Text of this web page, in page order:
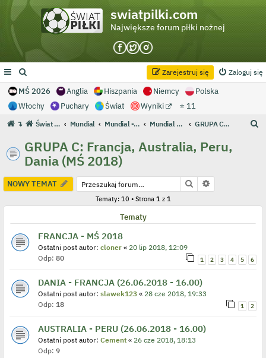
swiatpilki.com
Największe forum piłki nożnej
Zaloguj się
Zarejestruj się
MŚ 2026 Anglia Hiszpania Niemcy
Polska
Włochy
Puchary Świat Wyniki ⭐ 11
↴ Świat Piłki - Największe forum piłki nożnej Mundial Mundial - Archiwum Mundial 2018 Rosja GRUPA C: Francja, Australia, Peru, Dania (MŚ 2018)
GRUPA C: Francja, Australia, Peru,
Dania (MŚ 2018)
NOWY TEMAT Szukaj
Tematy: 10 • Strona 1z 1
Tematy
FRANCJA - MŚ 2018
Ostatni post autor: cloner « 20 lip 2018, 12:09
Odp: 80 1 2 3 4 5 6
DANIA - FRANCJA (26.06.2018 - 16.00)
Ostatni post autor: slawek123 « 28 cze 2018, 19:33
Odp: 18 1 2
AUSTRALIA - PERU (26.06.2018 - 16.00)
Ostatni post autor: Cement « 26 cze 2018, 18:13
Odp: 9